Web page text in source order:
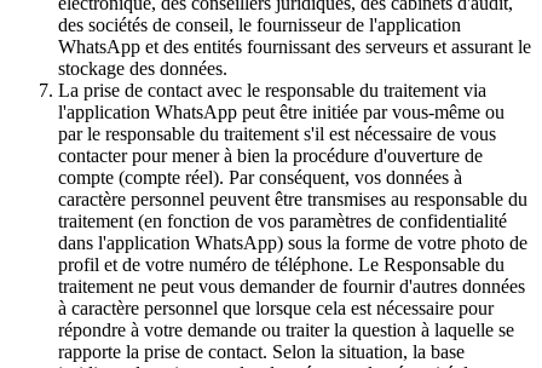
des sociétés de conseil, le fournisseur de l'application
WhatsApp et des entités fournissant des serveurs et assurant le
stockage des données.
La prise de contact avec le responsable du traitement via
l'application WhatsApp peut être initiée par vous-même ou
par le responsable du traitement s'il est nécessaire de vous
contacter pour mener à bien la procédure d'ouverture de
compte (compte réel). Par conséquent, vos données à
caractère personnel peuvent être transmises au responsable du
traitement (en fonction de vos paramètres de confidentialité
dans l'application WhatsApp) sous la forme de votre photo de
profil et de votre numéro de téléphone. Le Responsable du
traitement ne peut vous demander de fournir d'autres données
à caractère personnel que lorsque cela est nécessaire pour
répondre à votre demande ou traiter la question à laquelle se
rapporte la prise de contact. Selon la situation, la base